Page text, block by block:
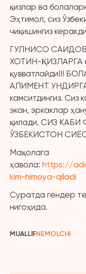
қизлар ва
Эҳтимол, сиз
чиқишингиз
ГУЛНИСО
ХОТИН-ҚИЗЛАРГА
қувватлайди!!!
АЛИМЕНТ
камситдингиз. Сиз
экан, эркаклар
қилади. СИЗ
ЎЗБЕКИСТОН
Мақолага
ҳавола: https://
kim-himoya-qiladi
Суратда гендер
нигоҳида.
MUALLIFNEMOLCHI